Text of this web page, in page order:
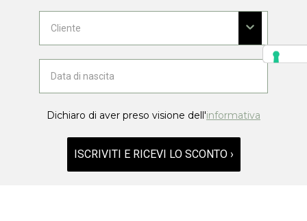
Dichiaro di aver preso visione dell'informativa
ISCRIVITI E RICEVI LO SCONTO ›